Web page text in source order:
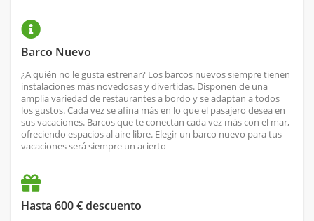
Barco Nuevo
¿A quién no le gusta estrenar? Los barcos nuevos siempre tienen
instalaciones más novedosas y divertidas. Disponen de una
amplia variedad de restaurantes a bordo y se adaptan a todos
los gustos. Cada vez se afina más en lo que el pasajero desea en
sus vacaciones. Barcos que te conectan cada vez más con el mar,
ofreciendo espacios al aire libre. Elegir un barco nuevo para tus
vacaciones será siempre un acierto
Hasta 600 € descuento